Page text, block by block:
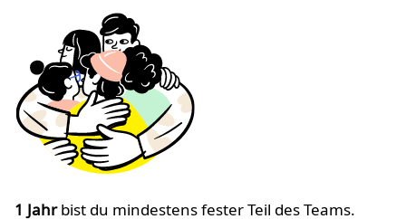
1 Jahrbist du mindestens fester Teil des Teams.